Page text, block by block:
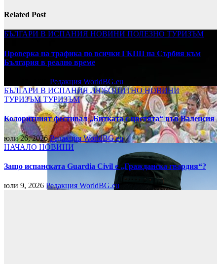
Related Post
БЪЛГАРИ В ИСПАНИЯ НОВИНИ ПОЛЕЗНО ТУРИЗЪМ
Проверка на трафика по всички ГКПП на Сърбия към
България в реално време
Редакция WorldBG.eu
БЪЛГАРИ В ИСПАНИЯ ЛЮБОПИТНОНОВИНИ
ТУРИЗЪМТУРИЗЪМ
Колоритният фестивал „Битката с цветята“ във Валенсия
юли 26, 2026Редакция WorldBG.eu
НАЧАЛО НОВИНИ
Защо испанската Guardia Civil е „Гражданска гвардия“?
юли 9, 2026 Редакция WorldBG.eu